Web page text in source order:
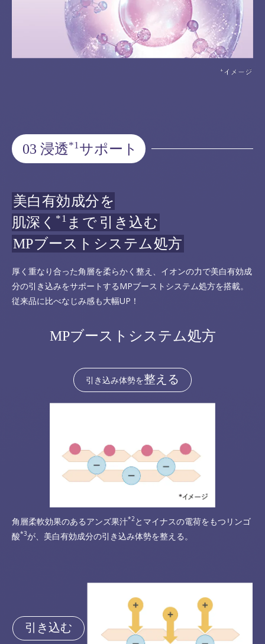
03 浸透*1サポート
美白有効成分を
肌深く *1 まで 引き込む
MPブーストシステム処方
厚く重なり合った角層を柔らかく整え、イオンの力で美白有効成
分の引き込みをサポートするMPブーストシステム処方を搭載。
従来品に比べなじみ感も大幅UP！
MPブーストシステム処方
引き込み体勢を整える
角層柔軟効果のあるアンズ果汁*2 とマイナスの電荷をもつリンゴ
酸*3が、美白有効成分の引き込み体勢を整える。
引き込む